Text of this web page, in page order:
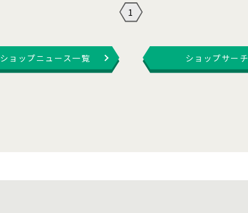
1
ショップニュース一覧 ショップサーチ